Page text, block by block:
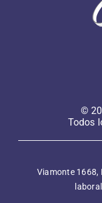
©
Viamonte 1668,